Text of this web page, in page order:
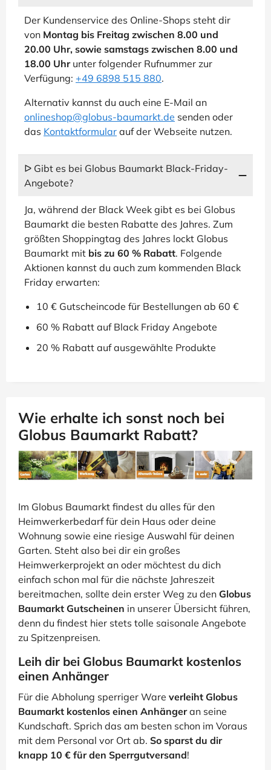
Der Kundenservice des Online-Shops steht dir
von Montag bis Freitag zwischen 8.00 und
20.00 Uhr, sowie samstags zwischen 8.00 und
18.00 Uhrunter folgender Rufnummer zur
Verfügung: +49 6898 515 880.
Alternativ kannst du auch eine E-Mail an
onlineshop@globus-baumarkt.de senden oder
das Kontaktformular auf der Webseite nutzen.
ᐅ Gibt es bei Globus Baumarkt Black-Friday-
Angebote?
Ja, während der Black Week gibt es bei Globus
Baumarkt die besten Rabatte des Jahres. Zum
größten Shoppingtag des Jahres lockt Globus
Baumarkt mit bis zu 60 % Rabatt. Folgende
Aktionen kannst du auch zum kommenden Black
Friday erwarten:
10 € Gutscheincode für Bestellungen ab 60 €
60 % Rabatt auf Black Friday Angebote
20 % Rabatt auf ausgewählte Produkte
Wie erhalte ich sonst noch bei
Globus Baumarkt Rabatt?
Im Globus Baumarkt findest du alles für den
Heimwerkerbedarf für dein Haus oder deine
Wohnung sowie eine riesige Auswahl für deinen
Garten. Steht also bei dir ein großes
Heimwerkerprojekt an oder möchtest du dich
einfach schon mal für die nächste Jahreszeit
bereitmachen, sollte dein erster Weg zu den Globus
Baumarkt Gutscheinen in unserer Übersicht führen,
denn du findest hier stets tolle saisonale Angebote
zu Spitzenpreisen.
Leih dir bei Globus Baumarkt kostenlos
einen Anhänger
Für die Abholung sperriger Ware verleiht Globus
Baumarkt kostenlos einen Anhängeran seine
Kundschaft. Sprich das am besten schon im Voraus
mit dem Personal vor Ort ab. So sparst du dir
knapp 10 € für den Sperrgutversand!